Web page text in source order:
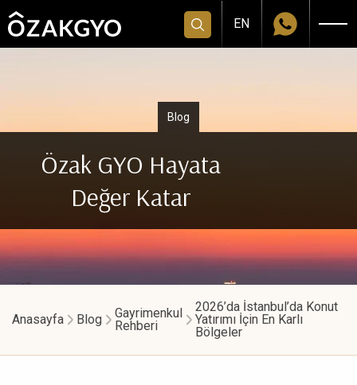
EN
Blog
Özak GYO Hayata
Değer Katar
Anasayfa Blog
Gayrimenkul
Rehberi
2026’da İstanbul’da Konut
Yatırımı İçin En Karlı
Bölgeler